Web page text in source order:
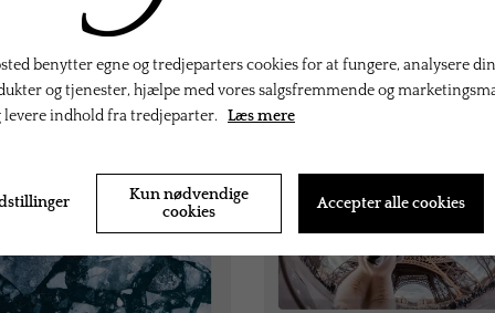
benytter egne og tredjeparters cookies for at fungere, analysere
og tjenester, hjælpe med vores salgsfremmende og
levere indhold fra tredjeparter. Læs mere
Kun nødvendige
cookies
Accepter alle cookies